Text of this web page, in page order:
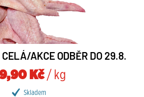
AKCE ODBĚR DO 29.8.
Kč/ kg
Skladem